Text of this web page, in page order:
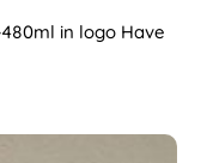
in logo Have